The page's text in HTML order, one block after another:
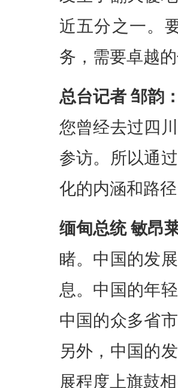
近五分之一。
务，需要卓越
总台记者 邹韵
您曾经去过四
参访。所以通
化的内涵和路径
缅甸总统 敏昂
睹。中国的发
息。中国的年
中国的众多省
另外，中国的
展程度上旗鼓